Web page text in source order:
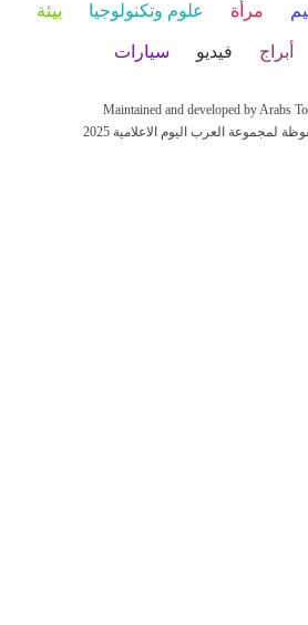
مرأة علوم وتكنولوجيا بيئة
أبراج فيديو سيارات
Maintained and developed by Arabs